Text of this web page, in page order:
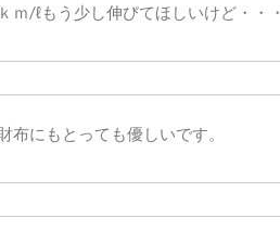
ｍ/ℓもう少し伸びてほしいけど・・・
布にもとっても優しいです。